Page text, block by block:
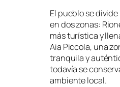
El pueblo se
en dos zonas:
más turística y
Aia Piccola, una
tranquila y
todavía se
ambiente local.